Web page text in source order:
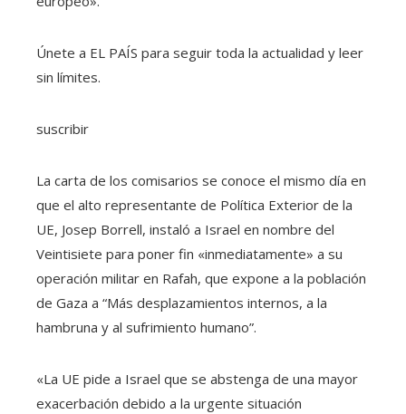
Únete a EL PAÍS para seguir toda la actualidad y leer
sin límites.
suscribir
La carta de los comisarios se conoce el mismo día en
que el alto representante de Política Exterior de la
UE, Josep Borrell, instaló a Israel en nombre del
Veintisiete para poner fin «inmediatamente» a su
operación militar en Rafah, que expone a la población
de Gaza a “Más desplazamientos internos, a la
hambruna y al sufrimiento humano”.
«La UE pide a Israel que se abstenga de una mayor
exacerbación debido a la urgente situación